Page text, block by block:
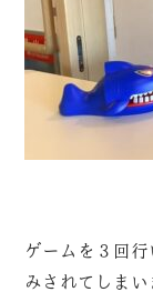
ゲームを３回
みされてしま